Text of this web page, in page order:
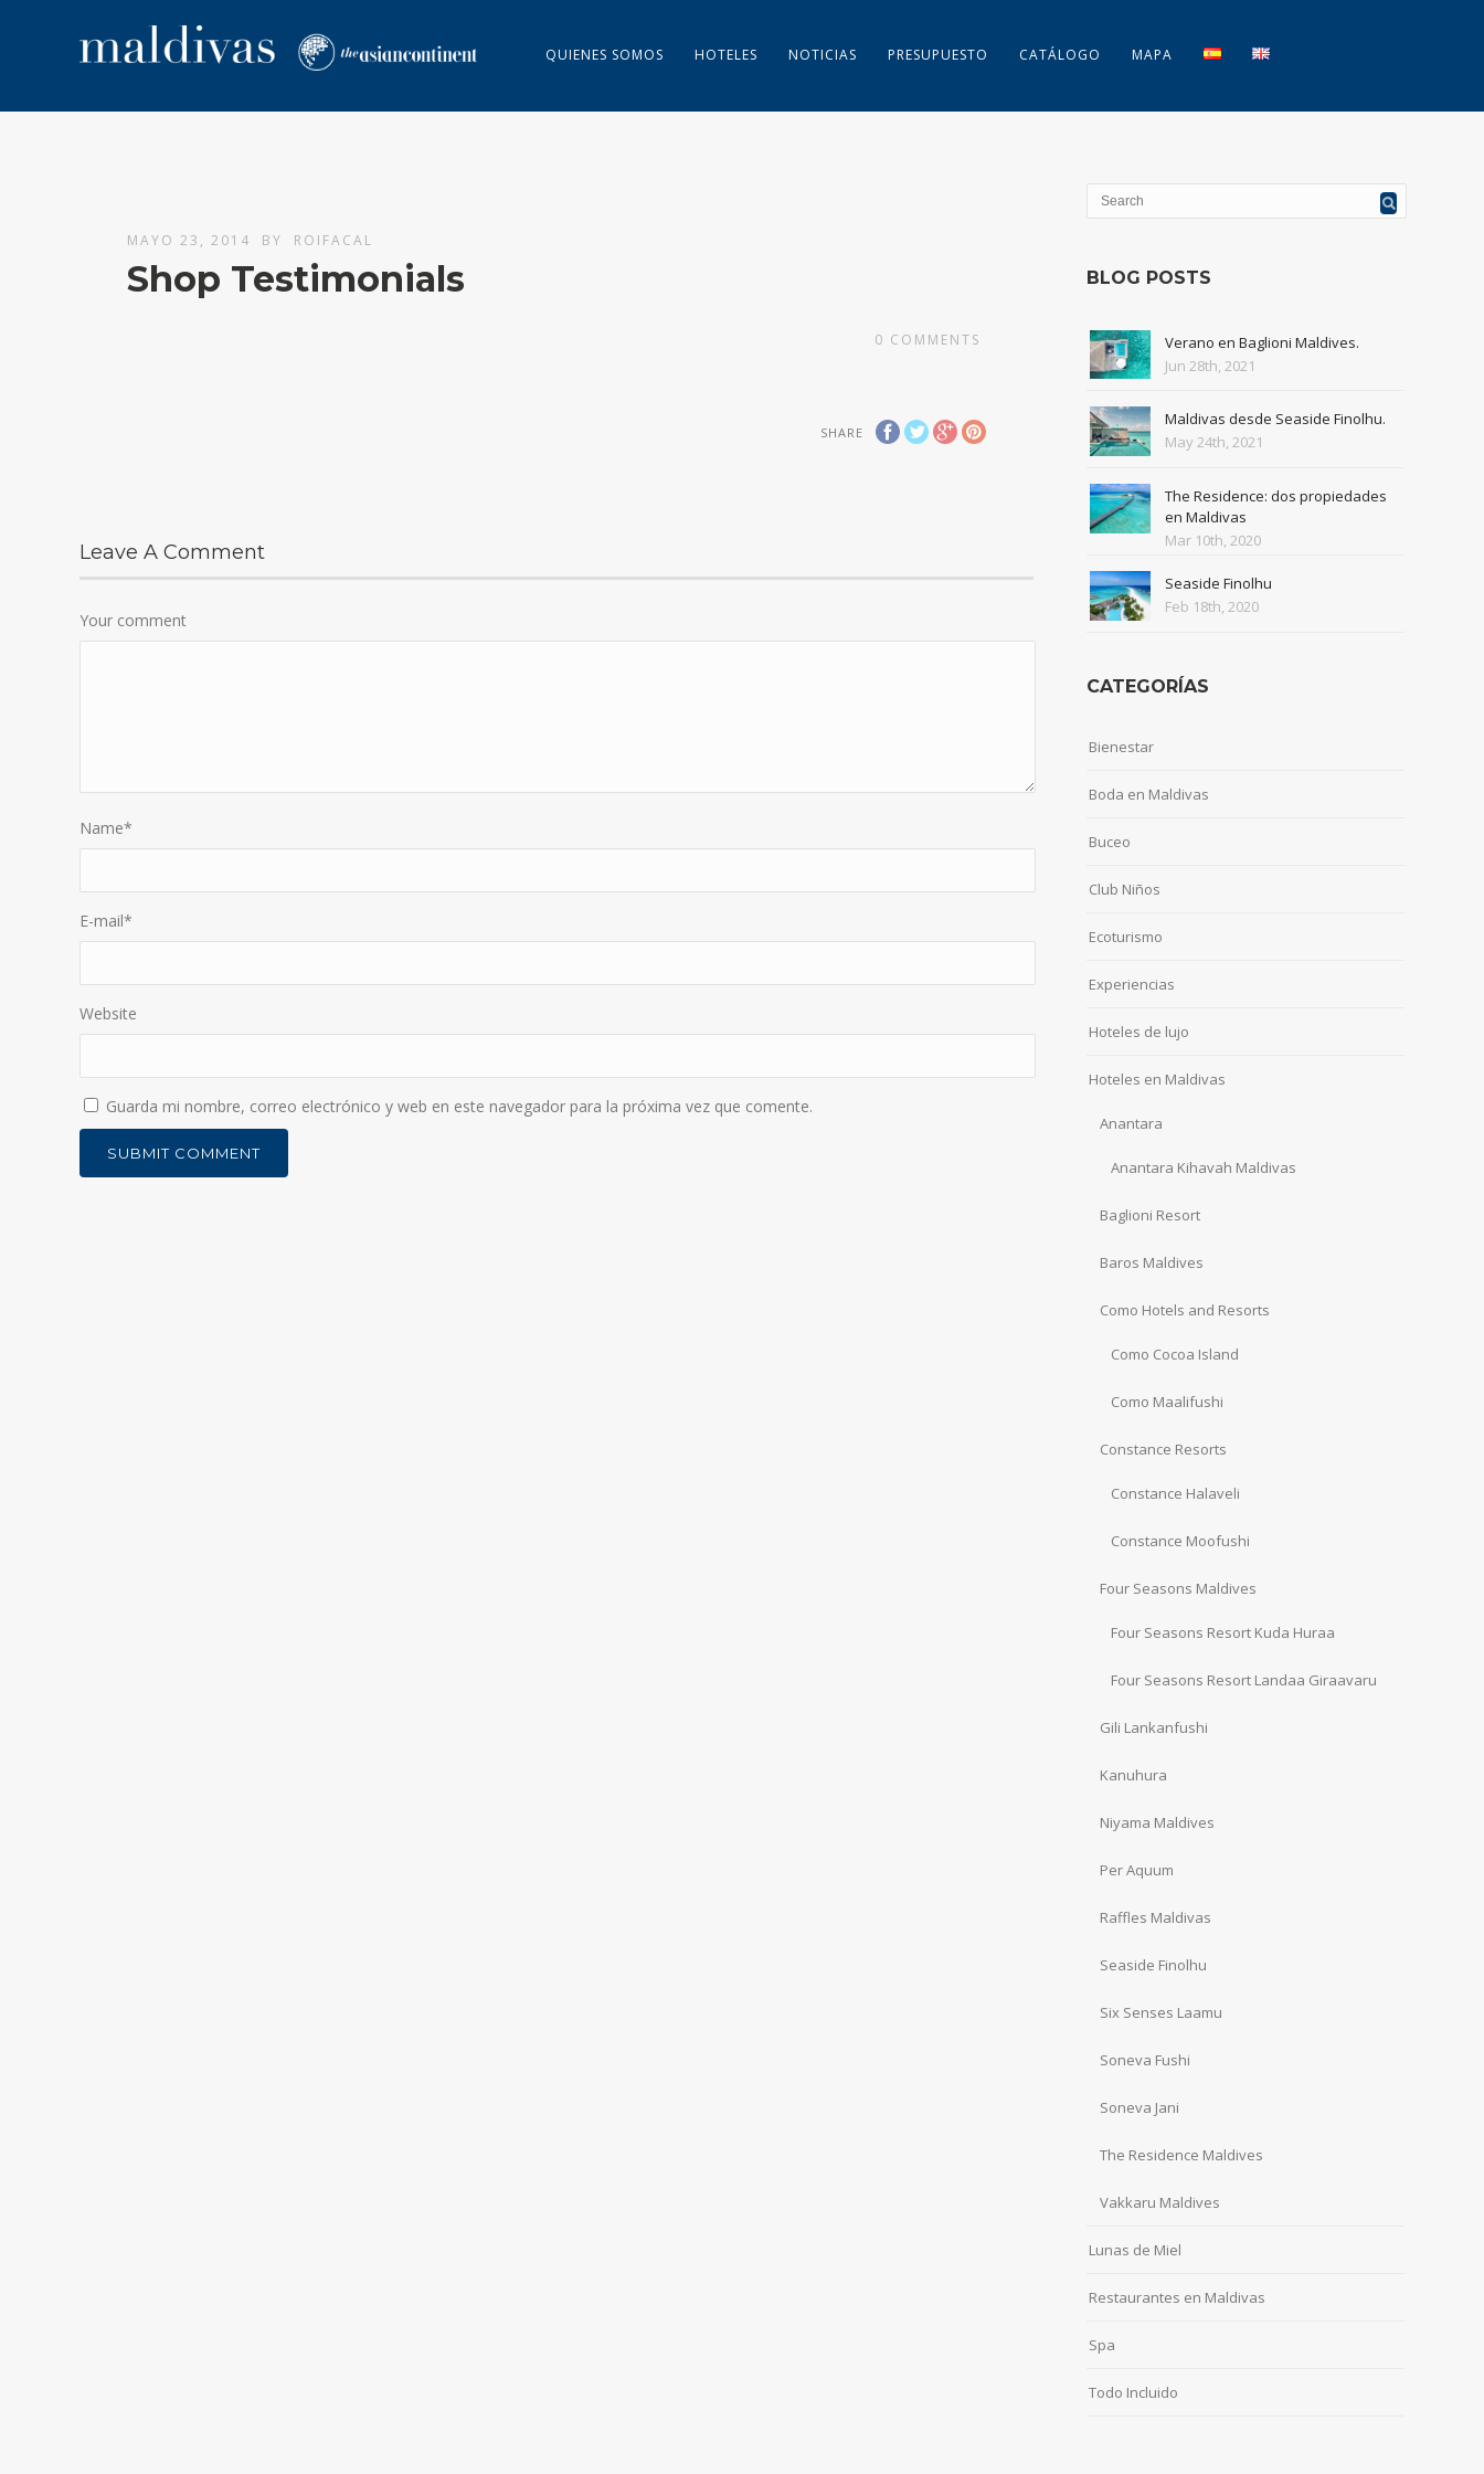
QUIENES SOMOS HOTELES NOTICIAS PRESUPUESTO CATÁLOGO MAPA
MAYO 23, 2014 BY ROIFACAL
Shop Testimonials
0 COMMENTS
SHARE
Leave A Comment
Your comment
Name*
E-mail*
Website
Guarda mi nombre, correo electrónico y web en este navegador para la próxima vez que comente.
BLOG POSTS
Verano en Baglioni Maldives.
Jun 28th, 2021
Maldivas desde Seaside Finolhu.
May 24th, 2021
The Residence: dos propiedades
en Maldivas
Mar 10th, 2020
Seaside Finolhu
Feb 18th, 2020
CATEGORÍAS
Bienestar
Boda en Maldivas
Buceo
Club Niños
Ecoturismo
Experiencias
Hoteles de lujo
Hoteles en Maldivas
Anantara
Anantara Kihavah Maldivas
Baglioni Resort
Baros Maldives
Como Hotels and Resorts
Como Cocoa Island
Como Maalifushi
Constance Resorts
Constance Halaveli
Constance Moofushi
Four Seasons Maldives
Four Seasons Resort Kuda Huraa
Four Seasons Resort Landaa Giraavaru
Gili Lankanfushi
Kanuhura
Niyama Maldives
Per Aquum
Raffles Maldivas
Seaside Finolhu
Six Senses Laamu
Soneva Fushi
Soneva Jani
The Residence Maldives
Vakkaru Maldives
Lunas de Miel
Restaurantes en Maldivas
Spa
Todo Incluido